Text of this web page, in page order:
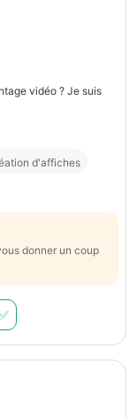
vidéo ? Je suis
d'affiches
donner un coup